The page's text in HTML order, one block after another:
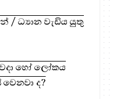
/ ධ්‍යාන වැඩිය යුතු
හෝ ලෝකය
ද?